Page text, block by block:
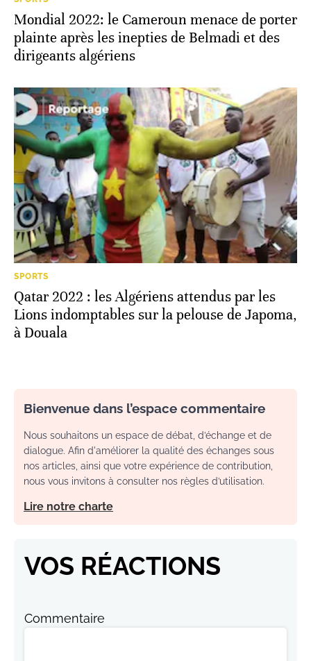
Mondial 2022: le Cameroun menace de porter
plainte après les inepties de Belmadi et des
dirigeants algériens
SPORTS
Qatar 2022 : les Algériens attendus par les
Lions indomptables sur la pelouse de Japoma,
à Douala
Bienvenue dans l’espace commentaire
Nous souhaitons un espace de débat, d’échange et de
dialogue. Afin d'améliorer la qualité des échanges sous
nos articles, ainsi que votre expérience de contribution,
nous vous invitons à consulter nos règles d’utilisation.
Lire notre charte
VOS RÉACTIONS
Commentaire